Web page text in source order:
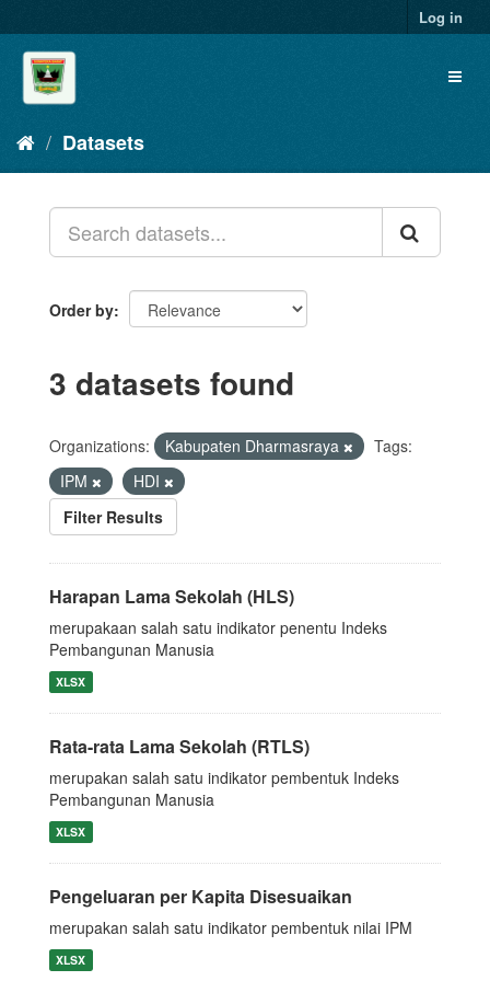
to
content
Log in
Datasets
Order by
3 datasets found
Organizations: Kabupaten Dharmasraya
Tags:
IPM
HDI
Filter Results
Harapan Lama Sekolah (HLS)
merupakaan salah satu indikator penentu Indeks
Pembangunan Manusia
XLSX
Rata-rata Lama Sekolah (RTLS)
merupakan salah satu indikator pembentuk Indeks
Pembangunan Manusia
XLSX
Pengeluaran per Kapita Disesuaikan
merupakan salah satu indikator pembentuk nilai IPM
XLSX